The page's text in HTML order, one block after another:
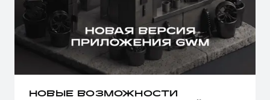
НОВЫЕ ВОЗМОЖНОСТИ